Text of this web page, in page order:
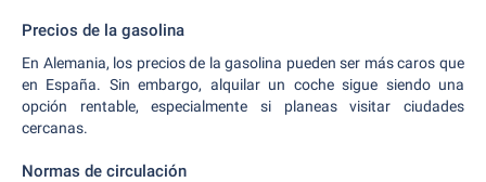
Precios de la gasolina
En Alemania, los precios de la gasolina pueden ser más caros que
en España. Sin embargo, alquilar un coche sigue siendo una
opción rentable, especialmente si planeas visitar ciudades
cercanas.
Normas de circulación